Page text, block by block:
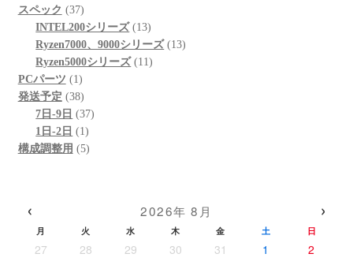
品
商
品
スペック 3737
個
の
商
品
INTEL200シリーズ 1313
個
の
Ryzen7000、9000シリーズ 1313
Ryzen5000シリーズ 1111
PCパーツ 11
個
の
商
品
発送予定 3838
個
の
商
7日-9日 3737
1日-2日 11
個
構成調整用 55
‹ 2026年 8月 ›
月 火 水 木 金 土 日
27 28 29 30 31 1
2